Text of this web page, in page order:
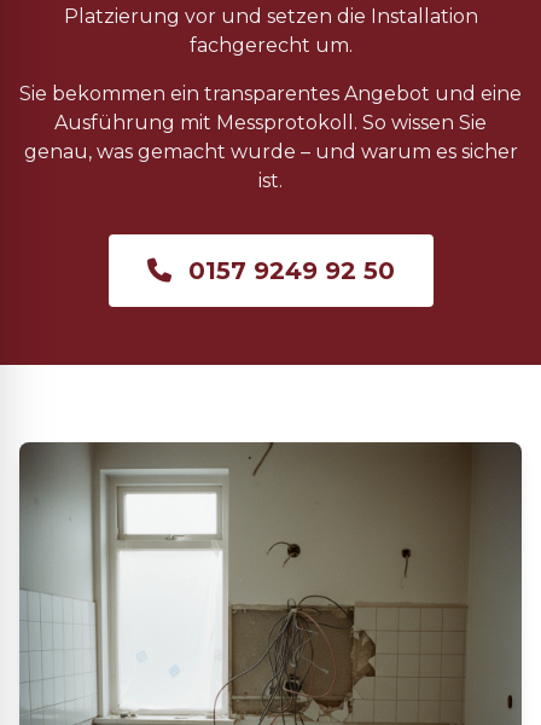
Platzierung vor und setzen die Installation
fachgerecht um.
Sie bekommen ein transparentes Angebot und eine
Ausführung mit Messprotokoll. So wissen Sie
genau, was gemacht wurde – und warum es sicher
ist.
0157 9249 92 50